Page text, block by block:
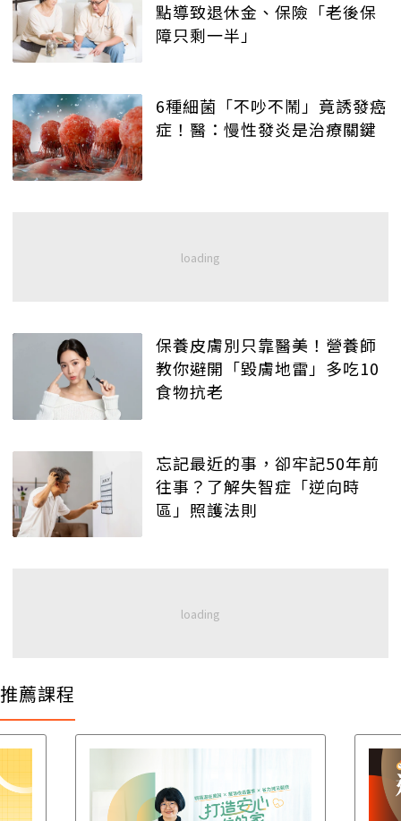
點導致退休金、保險「老後保
障只剩一半」
6種細菌「不吵不鬧」竟誘發癌
症！醫：慢性發炎是治療關鍵
保養皮膚別只靠醫美！營養師
教你避開「毀膚地雷」多吃10
食物抗老
忘記最近的事，卻牢記50年前
往事？了解失智症「逆向時
區」照護法則
推薦課程